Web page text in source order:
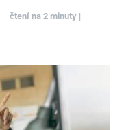
čtení na 2 minuty |